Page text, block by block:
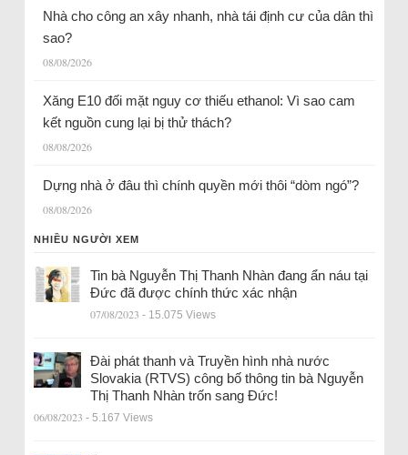
Nhà cho công an xây nhanh, nhà tái định cư của dân thì
sao?
08/08/2026
Xăng E10 đối mặt nguy cơ thiếu ethanol: Vì sao cam
kết nguồn cung lại bị thử thách?
08/08/2026
Dựng nhà ở đâu thì chính quyền mới thôi “dòm ngó”?
08/08/2026
NHIỀU NGƯỜI XEM
Tin bà Nguyễn Thị Thanh Nhàn đang ẩn náu tại
Đức đã được chính thức xác nhận
07/08/2023 - 15.075 Views
Đài phát thanh và Truyền hình nhà nước
Slovakia (RTVS) công bố thông tin bà Nguyễn
Thị Thanh Nhàn trốn sang Đức!
06/08/2023 - 5.167 Views